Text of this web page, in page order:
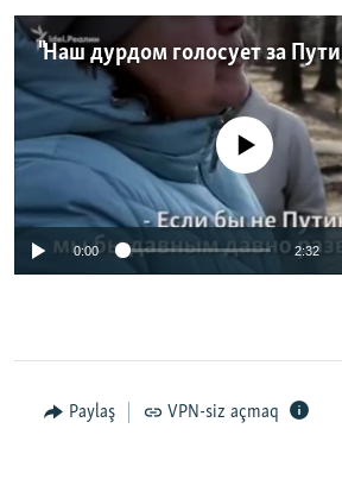
No media source currently
0:00 2:32
Paylaş VPN-siz açmaq